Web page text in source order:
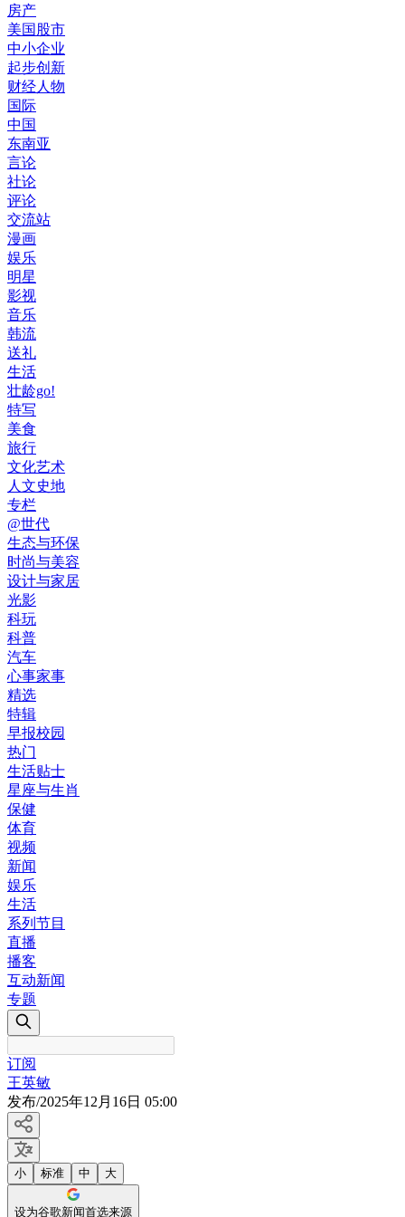
房产
美国股市
中小企业
起步创新
财经人物
国际
中国
东南亚
言论
社论
评论
交流站
漫画
娱乐
明星
影视
音乐
韩流
送礼
生活
壮龄go!
特写
美食
旅行
文化艺术
人文史地
专栏
@世代
生态与环保
时尚与美容
设计与家居
光影
科玩
科普
汽车
心事家事
精选
特辑
早报校园
热门
生活贴士
星座与生肖
保健
体育
视频
新闻
娱乐
生活
系列节目
直播
播客
互动新闻
专题
订阅
王英敏
发布/2025年12月16日 05:00
小 标准 中 大
设为谷歌新闻首选来源